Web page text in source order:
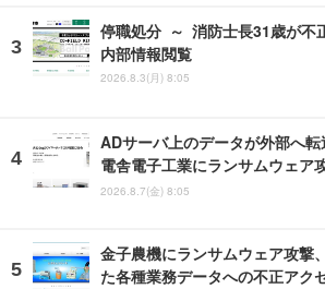
停職処分 ～ 消防士長31歳が不
内部情報閲覧
2026.8.3(月) 8:05
ADサーバ上のデータが外部へ
電舎電子工業にランサムウェア
2026.8.7(金) 8:05
金子農機にランサムウェア攻撃
た各種業務データへの不正アク